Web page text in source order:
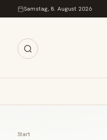
Zum Inhalt springen
Samstag, 8. August 2026
Start